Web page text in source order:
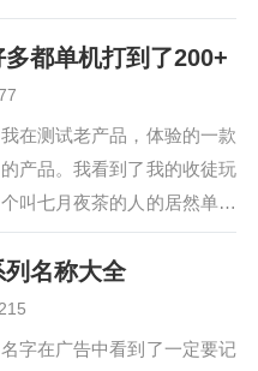
产品是夺宝系列的新品，还
的设置，50000顶包，主讯
品对…
都单机打到了200+
在测试老产品，体验的一款
产品。我看到了我的收徒玩
叫七月夜茶的人的居然单机
我看了一下我的微信好友并
我也想取经的。对于这个产
些，主…
名称大全
字在广告中看到了一定要记